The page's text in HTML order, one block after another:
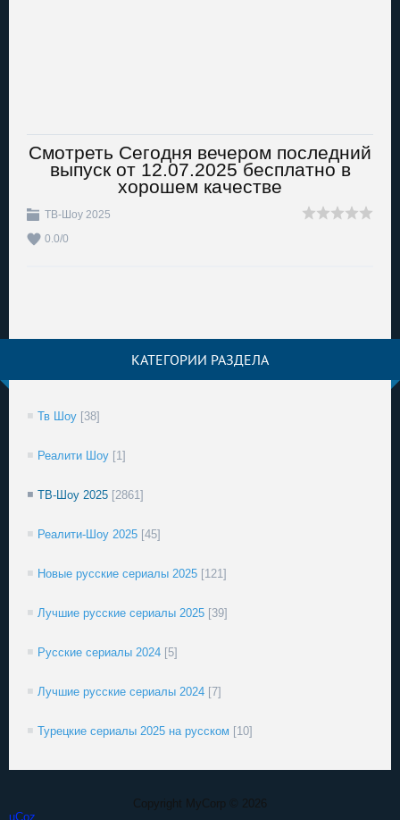
Смотреть Сегодня вечером последний
выпуск от 12.07.2025 бесплатно в
хорошем качестве
ТВ-Шоу 2025
0.0/0
КАТЕГОРИИ РАЗДЕЛА
Тв Шоу [38]
Реалити Шоу [1]
ТВ-Шоу 2025 [2861]
Реалити-Шоу 2025 [45]
Новые русские сериалы 2025 [121]
Лучшие русские сериалы 2025 [39]
Русские сериалы 2024 [5]
Лучшие русские сериалы 2024 [7]
Турецкие сериалы 2025 на русском [10]
Copyright MyCorp © 2026
uCoz